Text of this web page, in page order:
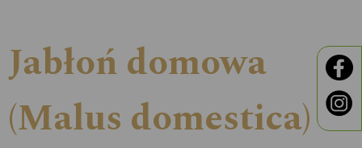
Jabłoń domowa
(Malus domestica)